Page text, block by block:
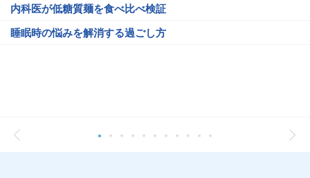
内科医が低糖質麺を食べ比べ検証
睡眠時の悩みを解消する過ごし方